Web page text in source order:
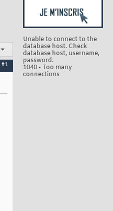
Unable to connect to the
database host. Check
database host, username,
password.
1040 - Too many
connections
#1